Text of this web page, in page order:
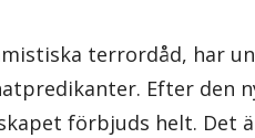
terrordåd, har
Efter den
förbjuds helt. Det